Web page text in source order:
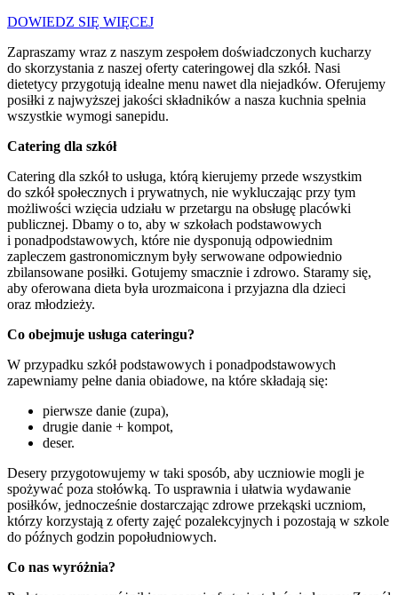
DOWIEDZ SIĘ WIĘCEJ
Zapraszamy wraz z naszym zespołem doświadczonych kucharzy
do skorzystania z naszej oferty cateringowej dla szkół. Nasi
dietetycy przygotują idealne menu nawet dla niejadków. Oferujemy
posiłki z najwyższej jakości składników a nasza kuchnia spełnia
wszystkie wymogi sanepidu.
Catering dla szkół
Catering dla szkół to usługa, którą kierujemy przede wszystkim
do szkół społecznych i prywatnych, nie wykluczając przy tym
możliwości wzięcia udziału w przetargu na obsługę placówki
publicznej. Dbamy o to, aby w szkołach podstawowych
i ponadpodstawowych, które nie dysponują odpowiednim
zapleczem gastronomicznym były serwowane odpowiednio
zbilansowane posiłki. Gotujemy smacznie i zdrowo. Staramy się,
aby oferowana dieta była urozmaicona i przyjazna dla dzieci
oraz młodzieży.
Co obejmuje usługa cateringu?
W przypadku szkół podstawowych i ponadpodstawowych
zapewniamy pełne dania obiadowe, na które składają się:
pierwsze danie (zupa),
drugie danie + kompot,
deser.
Desery przygotowujemy w taki sposób, aby uczniowie mogli je
spożywać poza stołówką. To usprawnia i ułatwia wydawanie
posiłków, jednocześnie dostarczając zdrowe przekąski uczniom,
którzy korzystają z oferty zajęć pozalekcyjnych i pozostają w szkole
do późnych godzin popołudniowych.
Co nas wyróżnia?